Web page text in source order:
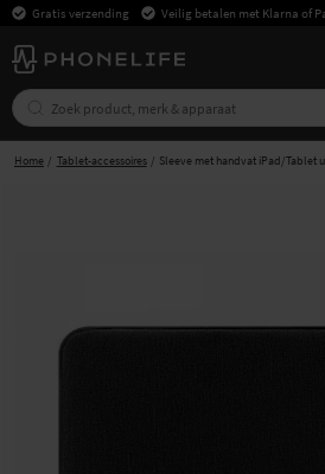
Gratis verzending Veilig betalen met Klarna of
Home Tablet-accessoires Sleeve met handvat iPad/Tablet